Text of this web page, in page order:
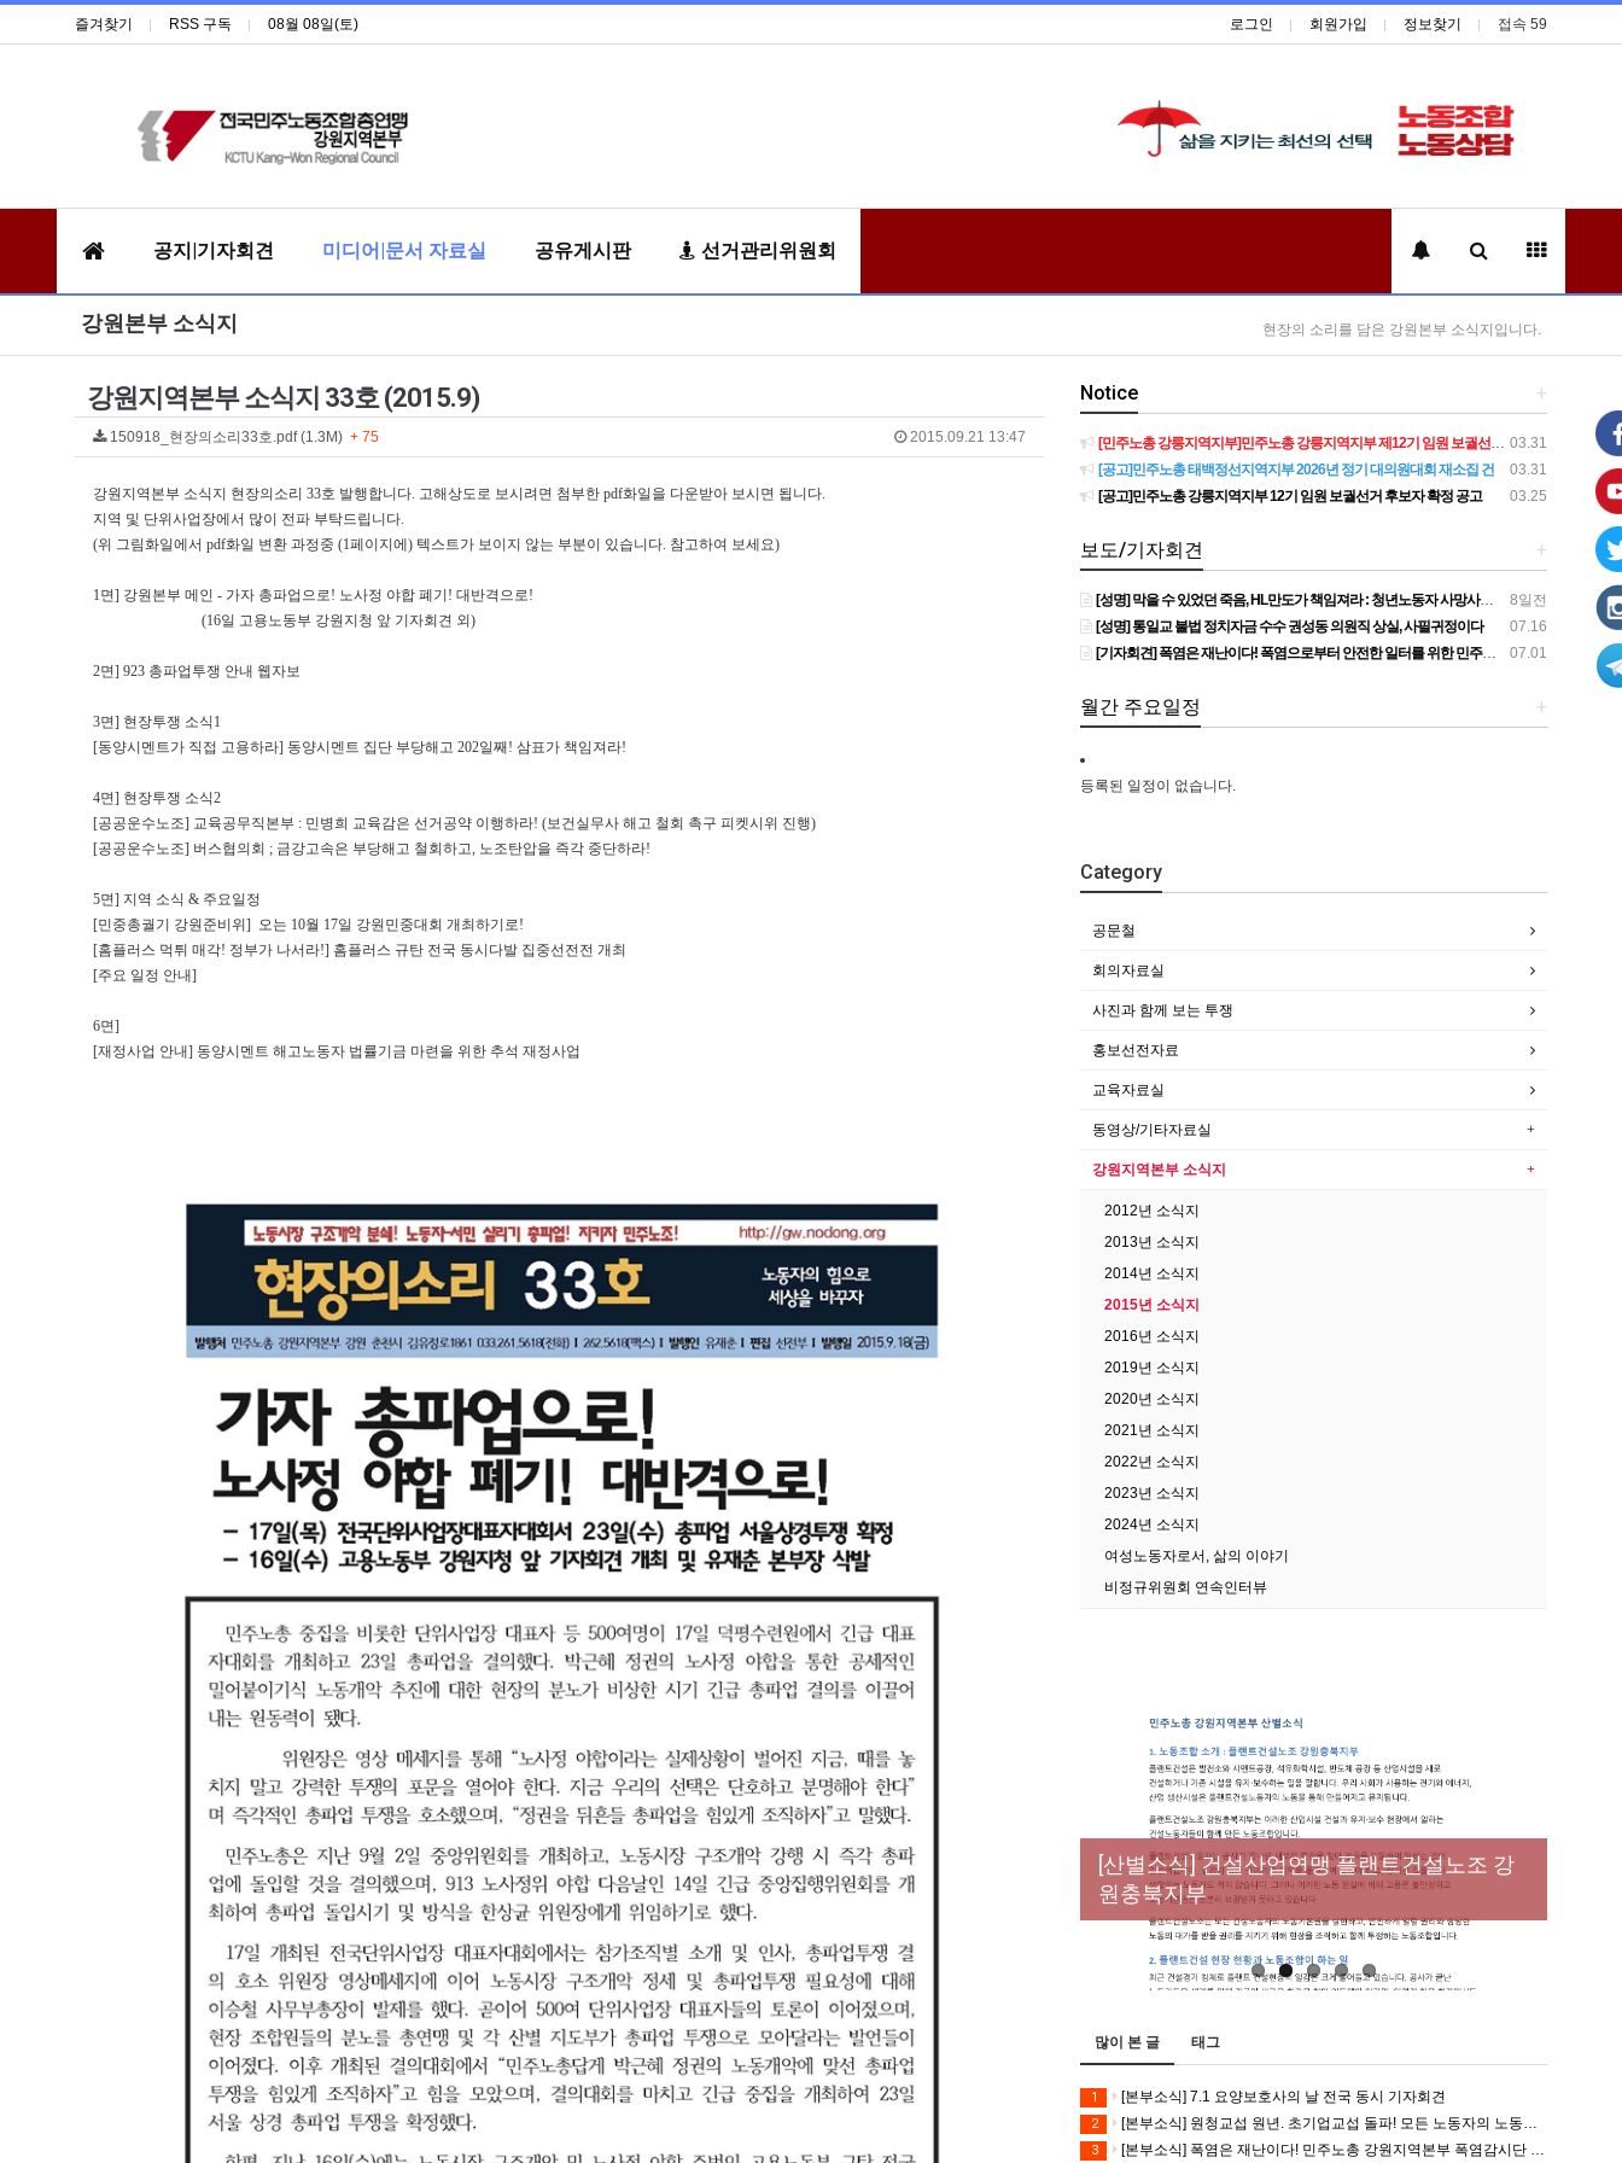
즐겨찾기 RSS 구독 08월 08일(토) 로그인 회원가입 정보찾기 접속 59
공지|기자회견 미디어|문서 자료실 공유게시판 선거관리위원회
강원본부 소식지 현장의 소리를 담은 강원본부 소식지입니다.
강원지역본부 소식지 33호 (2015.9)
2015.09.21 13:47
150918_현장의소리33호.pdf (1.3M) + 75
강원지역본부 소식지 현장의소리 33호 발행합니다. 고해상도로 보시려면 첨부한 pdf화일을 다운받아 보시면 됩니다.
지역 및 단위사업장에서 많이 전파 부탁드립니다.
(위 그림화일에서 pdf화일 변환 과정중 (1페이지에) 텍스트가 보이지 않는 부분이 있습니다. 참고하여 보세요)
1면] 강원본부 메인 - 가자 총파업으로! 노사정 야합 폐기! 대반격으로!
(16일 고용노동부 강원지청 앞 기자회견 외)
2면] 923 총파업투쟁 안내 웹자보
3면] 현장투쟁 소식1
[동양시멘트가 직접 고용하라] 동양시멘트 집단 부당해고 202일째! 삼표가 책임져라!
4면] 현장투쟁 소식2
[공공운수노조] 교육공무직본부 : 민병희 교육감은 선거공약 이행하라! (보건실무사 해고 철회 촉구 피켓시위 진행)
[공공운수노조] 버스협의회 ; 금강고속은 부당해고 철회하고, 노조탄압을 즉각 중단하라!
5면] 지역 소식 & 주요일정
[민중총궐기 강원준비위] 오는 10월 17일 강원민중대회 개최하기로!
[홈플러스 먹튀 매각! 정부가 나서라!] 홈플러스 규탄 전국 동시다발 집중선전전 개최
[주요 일정 안내]
6면]
[재정사업 안내] 동양시멘트 해고노동자 법률기금 마련을 위한 추석 재정사업
+
Notice
03.31
[민주노총 강릉지역지부]민주노총 강릉지역지부 제12기 임원 보궐선거결과 공고
03.31
[공고]민주노총 태백정선지역지부 2026년 정기 대의원대회 재소집 건
03.25
[공고]민주노총 강릉지역지부 12기 임원 보궐선거 후보자 확정 공고
+
보도/기자회견
8일전
[성명] 막을 수 있었던 죽음, HL만도가 책임져라 : 청년노동자 사망사고의 철저한 진상규명과 재발방지 대책 마련하라
07.16
[성명] 통일교 불법 정치자금 수수 권성동 의원직 상실, 사필귀정이다
07.01
[기자회견] 폭염은 재난이다! 폭염으로부터 안전한 일터를 위한 민주노총 강원지역본부 폭염감시단 선포 기자회견
+
월간 주요일정
등록된 일정이 없습니다.
Category
공문철
회의자료실
사진과 함께 보는 투쟁
홍보선전자료
교육자료실
동영상/기타자료실
강원지역본부 소식지
2012년 소식지
2013년 소식지
2014년 소식지
2015년 소식지
2016년 소식지
2019년 소식지
2020년 소식지
2021년 소식지
2022년 소식지
2023년 소식지
2024년 소식지
여성노동자로서, 삶의 이야기
비정규위원회 연속인터뷰
[성명] 막을 수 있었던 죽음, HL만도가 책임져
라 : 청년노동자 사망사고의 철저한 진상규명
과 재발방지 대책 마련하라
[산별소식] 건설산업연맹 플랜트건설노조 강
원충북지부
[강릉,속초,원주,춘천] 폭염감시단 사업 이모저
모
[조합원☆인터뷰] 서비스연맹 전국학교비정
규직노동조합 강원지부 김유미 춘천지회장
[본부소식] 강원지역 노동자 합창단 모임
많이 본 글 태그
1 [본부소식] 7.1 요양보호사의 날 전국 동시 기자회견
2 [본부소식] 원청교섭 원년. 초기업교섭 돌파! 모든 노동자의 노동기본권 쟁취! 민주노총 7.15 총파업대회
3 [본부소식] 폭염은 재난이다! 민주노총 강원지역본부 폭염감시단 선포 기자회견